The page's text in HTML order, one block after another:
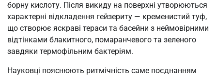
борну кислоту. Після викиду на поверхні утворюються
характерні відкладення гейзериту — кременистий туф,
що створює яскраві тераси та басейни з неймовірними
відтінками блакитного, помаранчевого та зеленого
завдяки термофільним бактеріям.
Науковці пояснюють ритмічність саме поєднанням